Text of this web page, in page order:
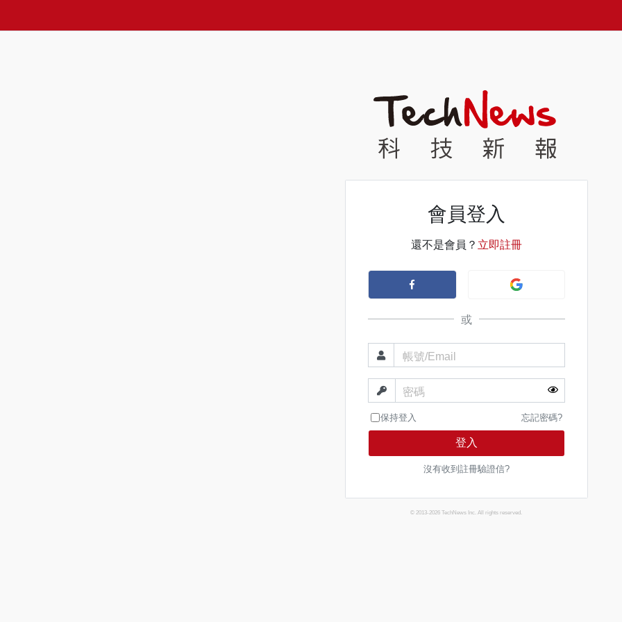
會員登入
還不是會員？ 立即註冊
或
帳號/Email
密碼
保持登入 忘記密碼?
登入
沒有收到註冊驗證信?
© 2013-2026 TechNews Inc. All rights reserved.